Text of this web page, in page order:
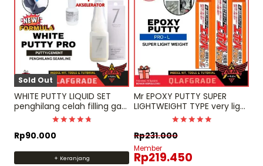
Sold Out
WHITE PUTTY LIQUID SET
penghilang celah filling gap
seamline dspiae
Dinilai
4.8571428571429
Rp90.000
+ Keranjang
Mr EPOXY PUTTY SUPER
LIGHTWEIGHT TYPE very light
and easy to cut
Dinilai
5
Rp231.000
Member
Rp219.450